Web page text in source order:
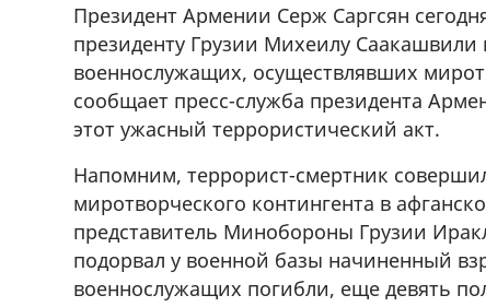
Президент Армении Серж Саргсян
президенту Грузии Михеилу Саакашвили
военнослужащих, осуществлявших
сообщает пресс-служба президента
этот ужасный террористический акт.
Напомним, террорист-смертник
миротворческого контингента в
представитель Минобороны Грузии
подорвал у военной базы начиненный
военнослужащих погибли, еще девять